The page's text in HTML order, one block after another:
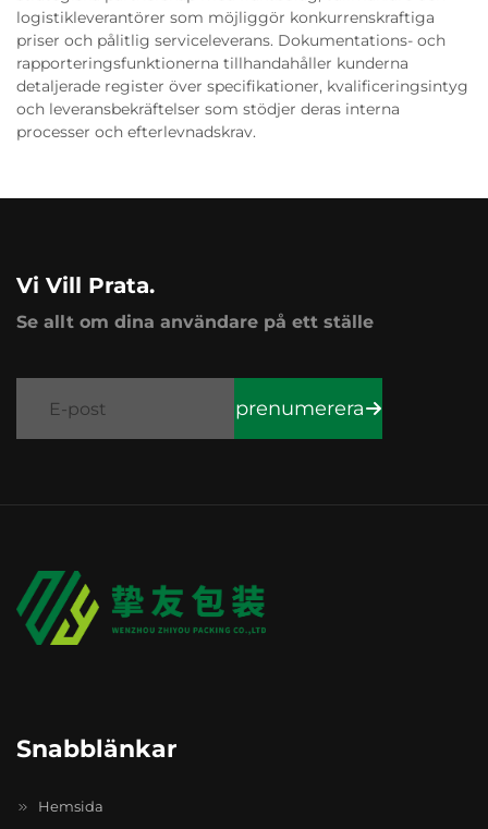
logistikleverantörer som möjliggör konkurrenskraftiga
priser och pålitlig serviceleverans. Dokumentations- och
rapporteringsfunktionerna tillhandahåller kunderna
detaljerade register över specifikationer, kvalificeringsintyg
och leveransbekräftelser som stödjer deras interna
processer och efterlevnadskrav.
Vi Vill Prata.
Se allt om dina användare på ett ställe
prenumerera
Snabblänkar
Hemsida